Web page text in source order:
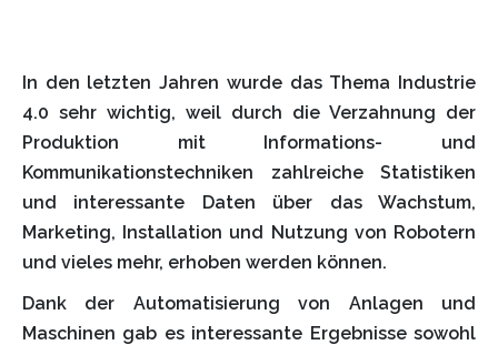
In den letzten Jahren wurde das Thema Industrie
4.0 sehr wichtig, weil durch die Verzahnung der
Produktion mit Informations- und
Kommunikationstechniken zahlreiche Statistiken
und interessante Daten über das Wachstum,
Marketing, Installation und Nutzung von Robotern
und vieles mehr, erhoben werden können.
Dank der Automatisierung von Anlagen und
Maschinen gab es interessante Ergebnisse sowohl